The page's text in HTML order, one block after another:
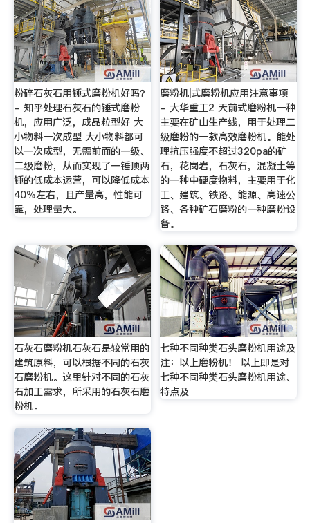
粉碎石灰石用锤式磨粉机好吗？
- 知乎处理石灰石的锤式磨粉
机，应用广泛，成品粒型好 大
小物料一次成型 大小物料都可
以一次成型，无需前面的一级、
二级磨粉，从而实现了一锤顶两
锤的低成本运营，可以降低成本
40%左右，且产量高，性能可
靠，处理量大。
磨粉机|式磨粉机应用注意事项
- 大华重工2 天前式磨粉机一种
主要在矿山生产线，用于处理二
级磨粉的一款高效磨粉机。能处
理抗压强度不超过320pa的矿
石，花岗岩，石灰石，混凝土等
的一种中硬度物料，主要用于化
工、建筑、铁路、能源、高速公
路、各种矿石磨粉的一种磨粉设
备。
石灰石磨粉机石灰石是较常用的
建筑原料，可以根据不同的石灰
石磨粉机。这里针对不同的石灰
石加工需求，所采用的石灰石磨
粉机。
七种不同种类石头磨粉机用途及
注：以上磨粉机！ 以上即是对
七种不同种类石头磨粉机用途、
特点及